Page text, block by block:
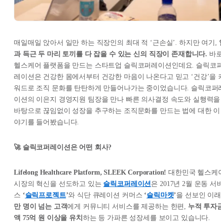
매일매일 앉아서 일만 하는 직장인의 최대 적 ‘근손실’. 하지만 여기,
과 득근 두 마리 토끼를 다 잡을 수 있는 신의 직장이 존재합니다. 바
헬스케어 플랫폼을 만드는 스타트업 슬릭코퍼레이션인데요. 슬릭코
레이션은 건강한 몸에서부터 건강한 마음이 나온다고 믿고 ‘건강’을
워드로 조직 문화를 탄탄하게 만들어나가는 중이었습니다. 슬릭코퍼
이션의 이은지 경영지원 팀장을 만나 빠른 의사결정 속도와 실행력을
바탕으로 끊임없이 성장을 추구하는 조직문화를 만드는 법에 대한 이
야기를 들어봤습니다.
🚀 슬릭코퍼레이션은 어떤 회사?
Lifelong Healthcare Platform, SLEEK Corporation! 대한민국 헬스케
시장의 혁신을 선도하고 있는 슬릭코퍼레이션 은 2017년 2월 운동 서
스 ‘슬릭프로젝트’와 식단 큐레이션 커머스 ‘슬릭마켓’을 선보인 이
만 명이 넘는 고객에게 커뮤니티 서비스를 제공하는 한편, 누적 투자
액 75억 원 이상을 유치 하는 등 가파른 성장세를 보이고 있습니다.